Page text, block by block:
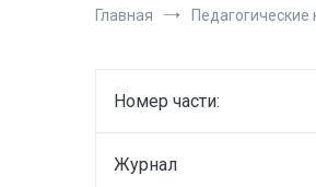
Главная Педагогические
Номер части:
Журнал